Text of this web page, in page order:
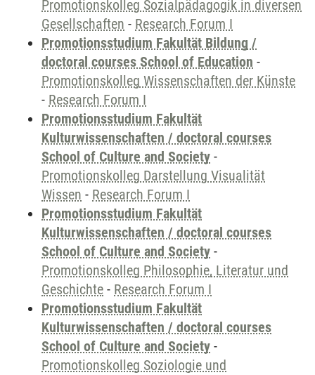
Promotionskolleg Sozialpädagogik in diversen
Gesellschaften - Research Forum I
Promotionsstudium Fakultät Bildung /
doctoral courses School of Education -
Promotionskolleg Wissenschaften der Künste
- Research Forum I
Promotionsstudium Fakultät
Kulturwissenschaften / doctoral courses
School of Culture and Society -
Promotionskolleg Darstellung Visualität
Wissen - Research Forum I
Promotionsstudium Fakultät
Kulturwissenschaften / doctoral courses
School of Culture and Society -
Promotionskolleg Philosophie, Literatur und
Geschichte - Research Forum I
Promotionsstudium Fakultät
Kulturwissenschaften / doctoral courses
School of Culture and Society -
Promotionskolleg Soziologie und